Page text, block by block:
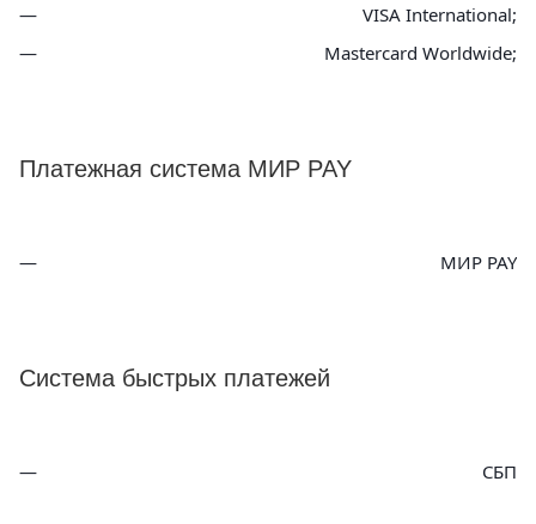
VISA International;
Mastercard Worldwide;
Платежная система МИР PAY
МИР PAY
Система быстрых платежей
СБП